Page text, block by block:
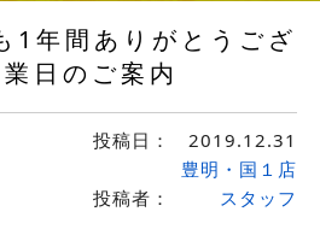
1年間ありがとうござ
日のご案内
投稿日： 2019.12.31
投稿者：
豊明・国１店
スタッフ